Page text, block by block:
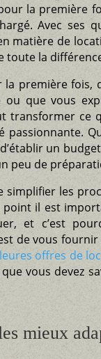
la première
Avec ses
matière de
toute la
première fois,
que vous
transformer ce
un
peu de
simplifier les
il est
et c’est
de vous
offres de
vous devez
mieux